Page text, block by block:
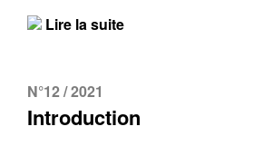
Lire la suite
N°12 / 2021
Introduction